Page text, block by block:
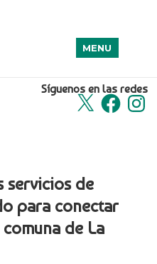
Síguenos en las redes
X Facebook
MENU
servicios de
para conectar
de La